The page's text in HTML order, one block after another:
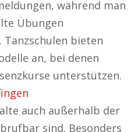
während man
Übungen
bieten
an, bei denen
unterstützen.
auch außerhalb der
sind. Besonders